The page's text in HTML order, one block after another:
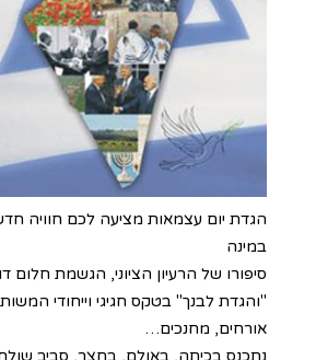
הגדת יום עצמאות מציעה לכם חוויה
במינה
סיפורו של הרעיון הציוני, הגשמת חלום
"והגדת לבנך" בטקס חגיגי וייחודי
אורחים, מחנכים…